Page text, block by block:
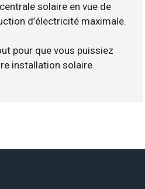
solaire en vue de
d’électricité maximale.
pour que vous puissiez
installation solaire.